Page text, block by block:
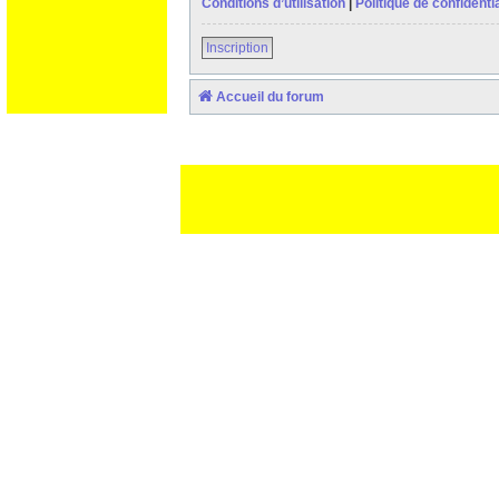
Conditions d’utilisation
Politique de
Inscription
Accueil du forum